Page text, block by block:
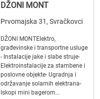
DŽONI MONT
Prvomajska 31, Svračkovci
DŽONI MONTElektro,
građevinske i transportne usluge
- Instalacije jake i slabe struje-
Elektroinstalacije za stambene i
poslovne objekte- Ugradnja i
održavanje solarnih elektrana-
Iskopi mini bagerom...